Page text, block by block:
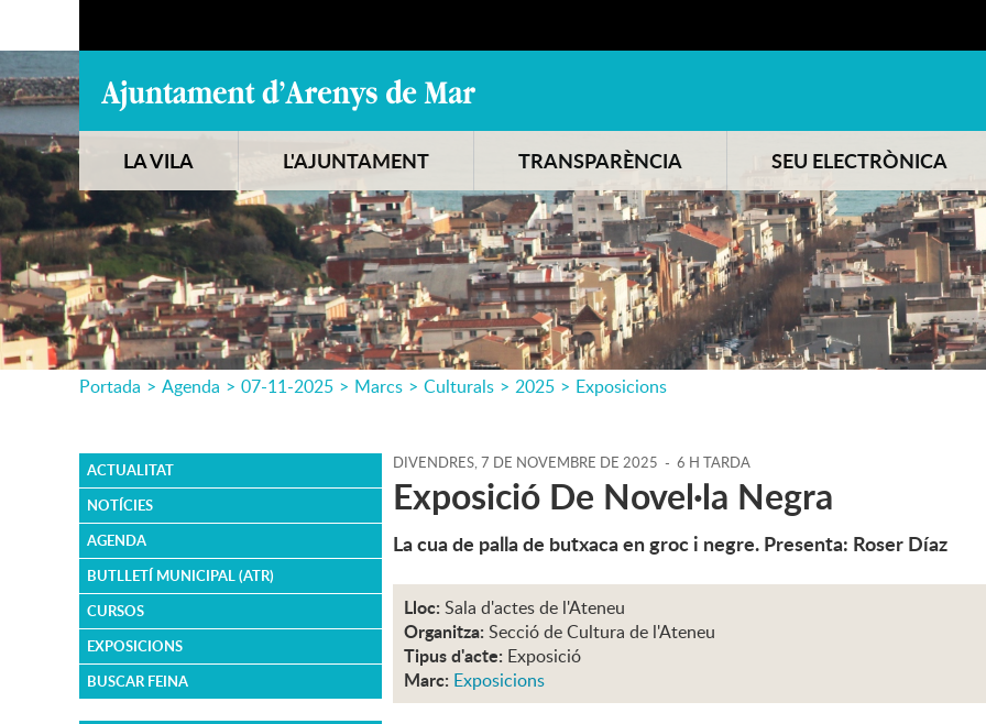
LA VILA L'AJUNTAMENT TRANSPARÈNCIA SEU ELECTRÒNICA
Portada > Agenda > 07-11-2025 > Marcs > Culturals > 2025 > Exposicions
ACTUALITAT
NOTÍCIES
AGENDA
BUTLLETÍ MUNICIPAL (ATR)
CURSOS
EXPOSICIONS
BUSCAR FEINA
DIVENDRES,7 DE NOVEMBRE DE 2025 - 6 H TARDA
Exposició De Novel·la Negra
La cua de palla de butxaca en groc i negre. Presenta: Roser Díaz
Lloc: Sala d'actes de l'Ateneu
Organitza: Secció de Cultura de l'Ateneu
Tipus d'acte: Exposició
Marc: Exposicions